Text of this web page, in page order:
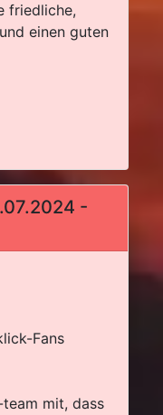
friedliche,
einen guten
-
Fans
mit, dass